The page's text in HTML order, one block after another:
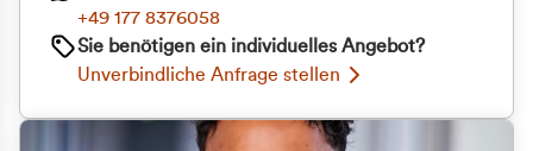
+49 177 8376058
Sie benötigen ein individuelles Angebot?
Unverbindliche Anfrage stellen